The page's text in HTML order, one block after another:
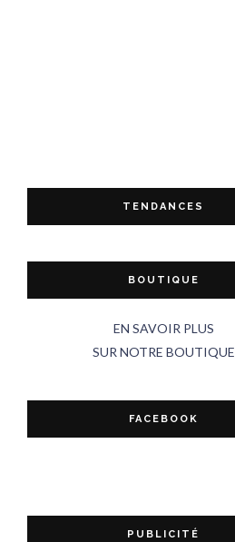
TENDANCES
BOUTIQUE
EN SAVOIR PLUS
SUR NOTRE BOUTIQUE
FACEBOOK
PUBLICITÉ